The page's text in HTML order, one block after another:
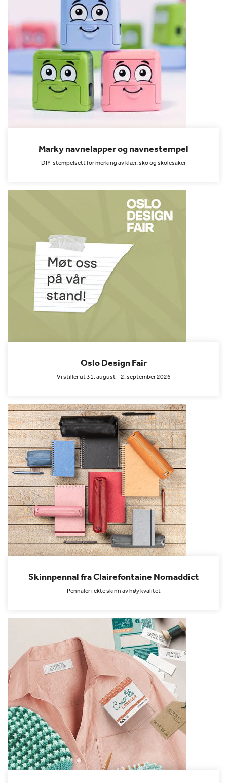
Marky navnelapper og navnestempel
DIY-stempelsett for merking av klær, sko og skolesaker
Oslo Design Fair
Vi stiller ut 31. august – 2. september 2026
Skinnpennal fra Clairefontaine Nomaddict
Pennaler i ekte skinn av høy kvalitet